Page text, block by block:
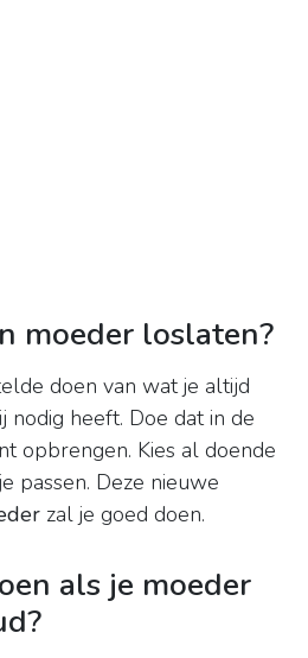
moeder loslaten?
doen van wat je altijd
nodig heeft. Doe dat in de
opbrengen. Kies al doende
passen. Deze nieuwe
zal je goed doen.
als je moeder